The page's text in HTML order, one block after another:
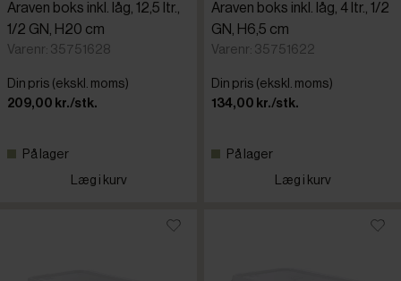
Araven boks inkl. låg, 12,5 ltr.,
1/2 GN, H20 cm
Varenr: 35751628
Din pris (ekskl. moms)
209,00 kr./stk.
På lager
Læg i kurv
Araven boks inkl. låg, 4 ltr., 1/2
GN, H6,5 cm
Varenr: 35751622
Din pris (ekskl. moms)
134,00 kr./stk.
På lager
Læg i kurv